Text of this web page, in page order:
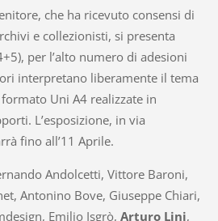
che ha ricevuto consensi di
e collezionisti, si presenta
per l’alto numero di adesioni
interpretano liberamente il tema
Uni A4 realizzate in
L’esposizione, in via
fino all’11 Aprile.
Andolcetti, Vittore Baroni,
Antonino Bove, Giuseppe Chiari,
Emilio Isgrò, Arturo Lini,